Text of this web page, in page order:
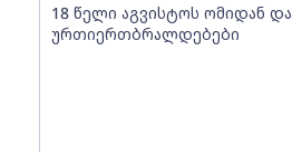
18 წელი აგვისტოს ომიდან და
ურთიერთბრალდებები